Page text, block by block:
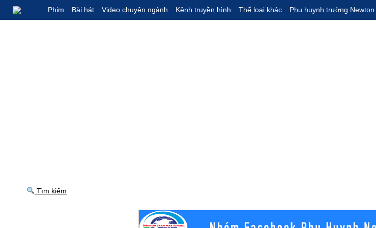
Phim Bài hát Video chuyên ngành Kênh truyền hình Thể loại khác Phụ huynh trường Newton
Tìm kiếm